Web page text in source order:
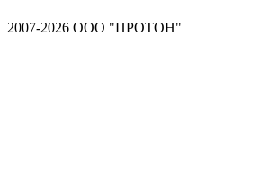
2007-2026 ООО "ПРОТОН"